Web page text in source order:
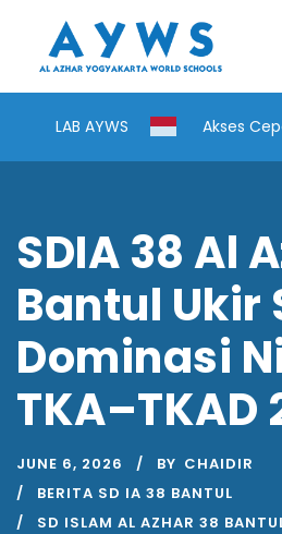
LAB AYWS Akses
SDIA 38 Al
Bantul Ukir
Dominasi
TKA–TKAD
JUNE 6, 2026 BY CHAIDIR
BERITA SD IA 38 BANTUL
SD ISLAM AL AZHAR 38